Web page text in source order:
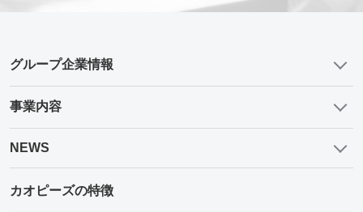
グループ企業情報
事業内容
NEWS
カオピーズの特徴